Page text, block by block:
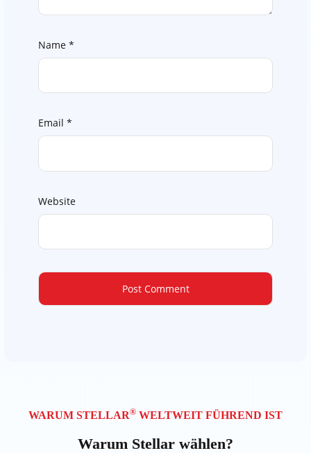
Name *
Email *
Website
WARUM STELLAR® WELTWEIT FÜHREND IST
Warum Stellar wählen?